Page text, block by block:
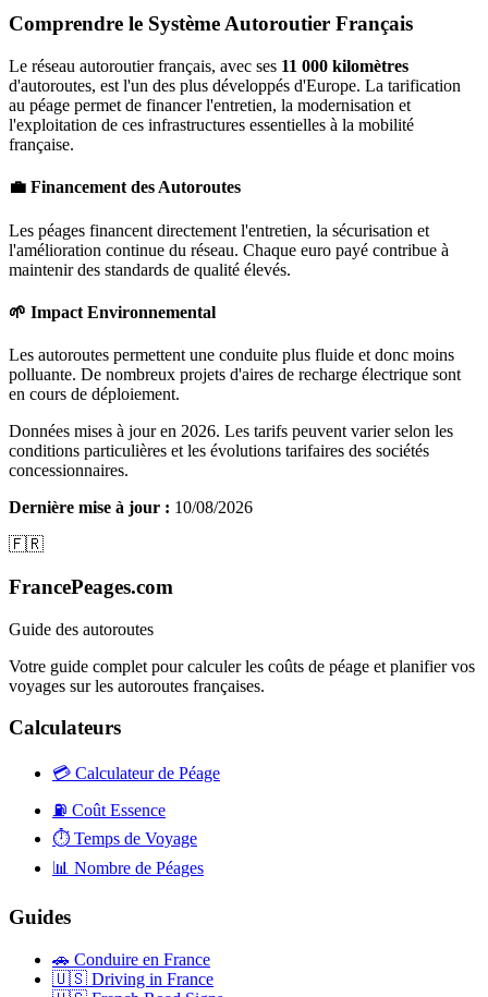
Comprendre le Système Autoroutier Français
Le réseau autoroutier français, avec ses 11 000 kilomètres
d'autoroutes, est l'un des plus développés d'Europe. La tarification
au péage permet de financer l'entretien, la modernisation et
l'exploitation de ces infrastructures essentielles à la mobilité
française.
💼 Financement des Autoroutes
Les péages financent directement l'entretien, la sécurisation et
l'amélioration continue du réseau. Chaque euro payé contribue à
maintenir des standards de qualité élevés.
🌱 Impact Environnemental
Les autoroutes permettent une conduite plus fluide et donc moins
polluante. De nombreux projets d'aires de recharge électrique sont
en cours de déploiement.
Données mises à jour en 2026. Les tarifs peuvent varier selon les
conditions particulières et les évolutions tarifaires des sociétés
concessionnaires.
Dernière mise à jour : 10/08/2026
🇫🇷
FrancePeages.com
Guide des autoroutes
Votre guide complet pour calculer les coûts de péage et planifier vos
voyages sur les autoroutes françaises.
Calculateurs
💳 Calculateur de Péage
⛽ Coût Essence
⏱️ Temps de Voyage
📊 Nombre de Péages
Guides
🚗 Conduire en France
🇺🇸 Driving in France